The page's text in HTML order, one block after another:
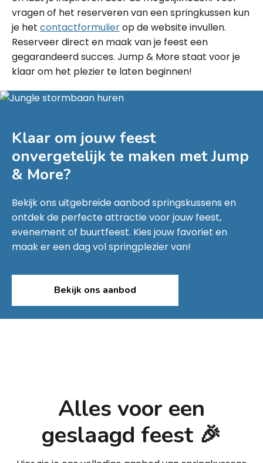
vragen of het reserveren van een springkussen kun
je het contactformulierop de website invullen.
Reserveer direct en maak van je feest een
gegarandeerd succes. Jump & More staat voor je
klaar om het plezier te laten beginnen!
Klaar om jouw feest
onvergetelijk te maken metJump
& More?
Bekijk ons uitgebreide aanbod springskussens en
ontdek de perfecte attractie voor jouw feest,
evenement of buurtfeest. Kies jouw favoriet en
maak er een dag vol springplezier van!
Bekijk ons aanbod
Alles voor een
geslaagd feest 🎉